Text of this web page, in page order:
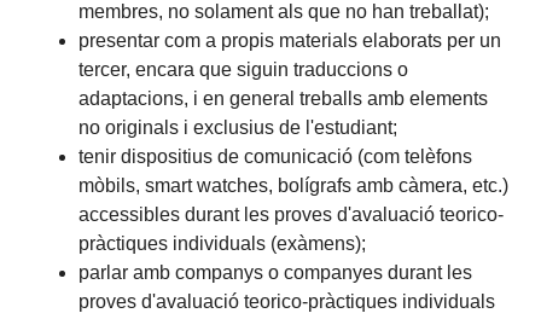
membres, no solament als que no han treballat);
presentar com a propis materials elaborats per un
tercer, encara que siguin traduccions o
adaptacions, i en general treballs amb elements
no originals i exclusius de l'estudiant;
tenir dispositius de comunicació (com telèfons
mòbils, smart watches, bolígrafs amb càmera, etc.)
accessibles durant les proves d'avaluació teorico-
pràctiques individuals (exàmens);
parlar amb companys o companyes durant les
proves d'avaluació teorico-pràctiques individuals